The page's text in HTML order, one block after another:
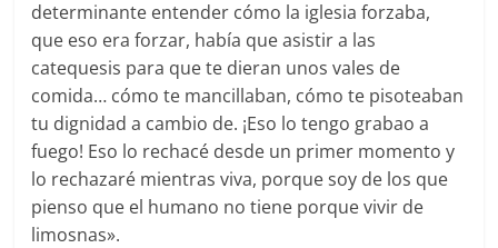
determinante entender cómo la iglesia forzaba,
que eso era forzar, había que asistir a las
catequesis para que te dieran unos vales de
comida… cómo te mancillaban, cómo te pisoteaban
tu dignidad a cambio de. ¡Eso lo tengo grabao a
fuego! Eso lo rechacé desde un primer momento y
lo rechazaré mientras viva, porque soy de los que
pienso que el humano no tiene porque vivir de
limosnas».